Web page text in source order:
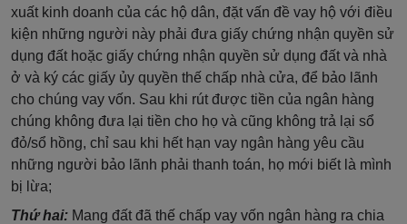
xuất kinh doanh của các hộ dân, đặt vấn đề vay hộ với điều
kiện những người này phải đưa giấy chứng nhận quyền sử
dụng đất hoặc giấy chứng nhận quyền sử dụng đất và nhà
ở và ký các giấy ủy quyền thế chấp nhà cửa, để bảo lãnh
cho chúng vay vốn. Sau khi rút được tiền của ngân hàng
chúng không đưa lại tiền cho họ và cũng không trả lại sổ
đỏ/sổ hồng, chỉ sau khi hết hạn vay ngân hàng yêu cầu
những người bảo lãnh phải thanh toán, họ mới biết là mình
bị lừa;
Thứ hai: Mang đất đã thế chấp vay vốn ngân hàng ra chia